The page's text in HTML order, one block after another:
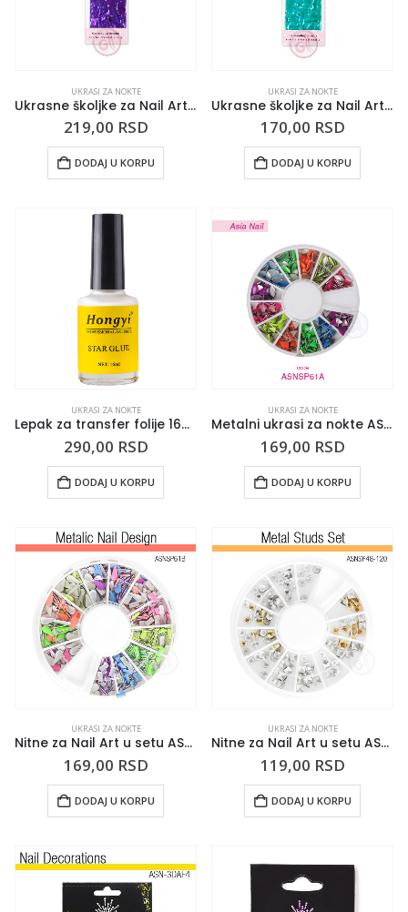
UKRASI ZA NOKTE
Ukrasne školjke za Nail Art NSSS-10 LJUBIČASTE
219,00 RSD
DODAJ U KORPU
UKRASI ZA NOKTE
Ukrasne školjke za Nail Art NSSS-11 NEBO PLAVE
170,00 RSD
DODAJ U KORPU
UKRASI ZA NOKTE
Lepak za transfer folije 16ml
290,00 RSD
DODAJ U KORPU
UKRASI ZA NOKTE
Metalni ukrasi za nokte ASNSP61A
169,00 RSD
DODAJ U KORPU
UKRASI ZA NOKTE
Nitne za Nail Art u setu ASNSP61B
169,00 RSD
DODAJ U KORPU
UKRASI ZA NOKTE
Nitne za Nail Art u setu ASNSP48-120
119,00 RSD
DODAJ U KORPU